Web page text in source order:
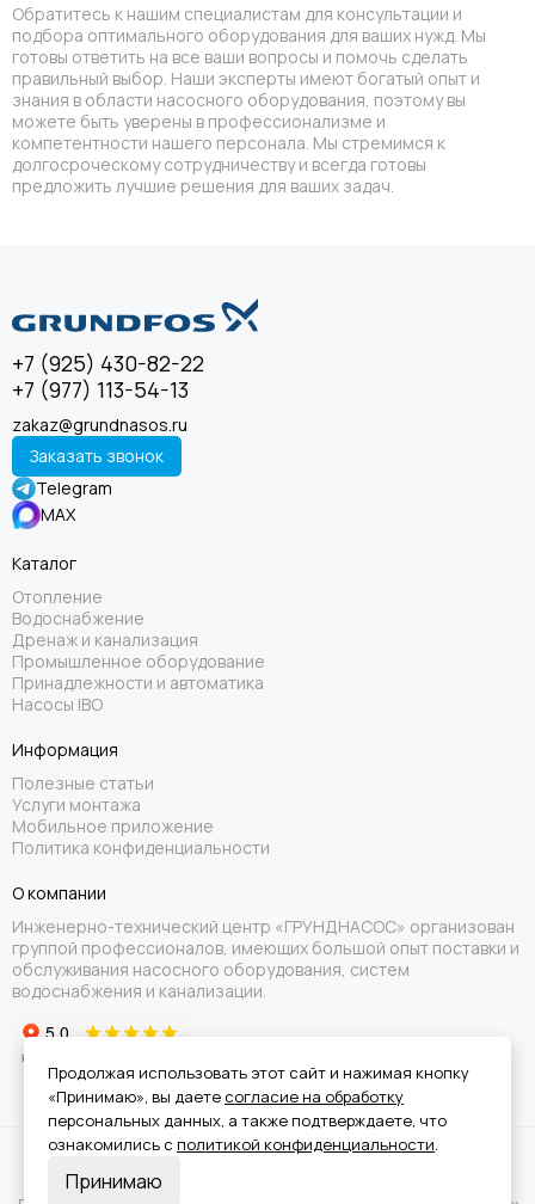
Обратитесь к нашим специалистам для консультации и
подбора оптимального оборудования для ваших нужд. Мы
готовы ответить на все ваши вопросы и помочь сделать
правильный выбор. Наши эксперты имеют богатый опыт и
знания в области насосного оборудования, поэтому вы
можете быть уверены в профессионализме и
компетентности нашего персонала. Мы стремимся к
долгосроческому сотрудничеству и всегда готовы
предложить лучшие решения для ваших задач.
+7 (925) 430-82-22
+7 (977) 113-54-13
zakaz@grundnasos.ru
Заказать звонок
Telegram
MAX
Каталог
Отопление
Водоснабжение
Дренаж и канализация
Промышленное оборудование
Принадлежности и автоматика
Насосы IBO
Информация
Полезные статьи
Услуги монтажа
Мобильное приложение
Политика конфиденциальности
О компании
Инженерно-технический центр «ГРУНДНАСОС» организован
группой профессионалов, имеющих большой опыт поставки и
обслуживания насосного оборудования, систем
водоснабжения и канализации.
Продолжая использовать этот сайт и нажимая кнопку
«Принимаю», вы даете согласие на обработку
персональных данных, а также подтверждаете, что
ознакомились с политикой конфиденциальности.
Принимаю